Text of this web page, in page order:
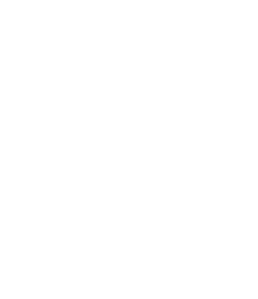
El Encuentro
Cristiano